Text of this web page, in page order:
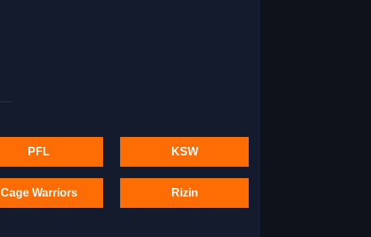
PFL KSW
Cage Warriors Rizin